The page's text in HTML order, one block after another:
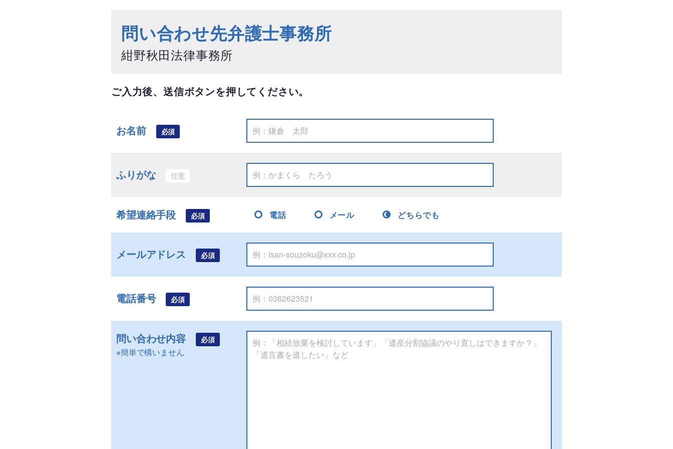
問い合わせ先弁護士事務所
紺野秋田法律事務所
ご入力後、送信ボタンを押してください。
お名前 必須
ふりがな 任意
希望連絡手段 必須 電話 メール どちらでも
メールアドレス 必須
電話番号 必須
問い合わせ内容 必須
※簡単で構いません